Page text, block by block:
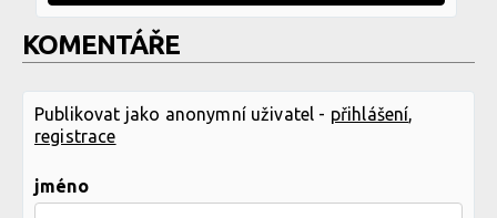
KOMENTÁŘE
Publikovat jako anonymní uživatel - přihlášení,
registrace
jméno